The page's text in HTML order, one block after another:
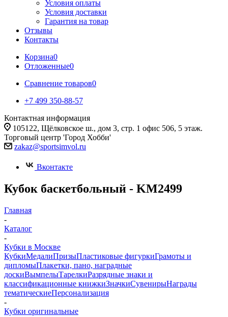
Условия оплаты
Условия доставки
Гарантия на товар
Отзывы
Контакты
Корзина0
Отложенные0
Сравнение товаров0
+7 499 350-88-57
Контактная информация
105122, Щёлковское ш., дом 3, стр. 1 офис 506, 5 этаж.
Торговый центр 'Город Хобби'
zakaz@sportsimvol.ru
Вконтакте
Кубок баскетбольный - KM2499
Главная
-
Каталог
-
Кубки в Москве
КубкиМедалиПризыПластиковые фигуркиГрамоты и
дипломыПлакетки, пано, наградные
доскиВымпелыТарелкиРазрядные знаки и
классификационные книжкиЗначкиСувенирыНаграды
тематическиеПерсонализация
-
Кубки оригинальные